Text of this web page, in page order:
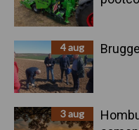
4 aug
3 aug